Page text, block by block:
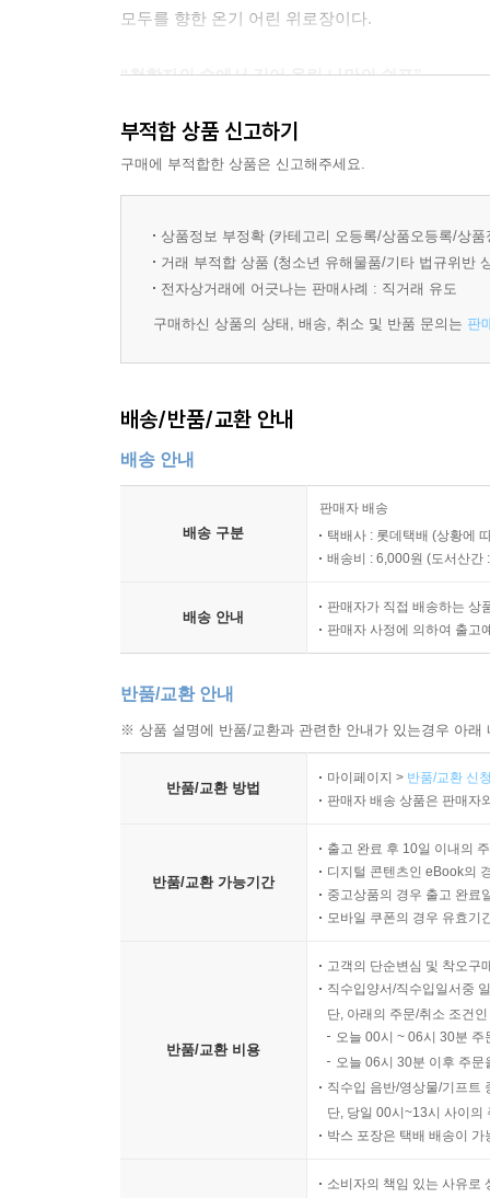
--- p.127 「좋아하는 일을 발견하는 방법」 중에서
모두를 향한 온기 어린 위로장이다.
“철학자의 숲에서 길어 올린 나만의 쉼표”
그는 완벽해지라고, 더 높이 올라가라고 채찍질
좋다. 목적지 없이 걷는 조용한 산책처럼, 힘을
느낄 수 있다. 이 책은 우리에게 대단한 성공
부적합 상품 신고하기
구매에 부적합한 상품은 신고해주세요.
상품정보 부정확 (카테고리 오등록/상품오등록/상
거래 부적합 상품 (청소년 유해물품/기타 법규위반
전자상거래에 어긋나는 판매사례 : 직거래 유도
구매하신 상품의 상태, 배송, 취소 및 반품 문의는 판
배송/반품/교환 안내
배송 안내
배송 구분
판매자 배송
택배사 : 롯데택배 (상황에
배송비 : 6,000원 (도서산간
배송 안내
판매자가 직접 배송하는 상
판매자 사정에 의하여 출고
반품/교환 안내
※ 상품 설명에 반품/교환과 관련한 안내가 있는경우 아
반품/교환 방법
마이페이지 > 반품/교환 신
판매자 배송 상품은 판매자
반품/교환 가능기간
출고 완료 후 10일 이내의
디지털 콘텐츠인 eBook의
중고상품의 경우 출고 완료
모바일 쿠폰의 경우 유효기
반품/교환 비용
고객의 단순변심 및 착오구
직수입양서/직수입일서중
단, 아래의 주문/취소 조건
오늘 00시 ~ 06시 30분
오늘 06시 30분 이후 주
직수입 음반/영상물/기프트
단, 당일 00시~13시 사이의
박스 포장은 택배 배송이
소비자의 책임 있는 사유로